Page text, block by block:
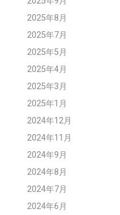
2025年8月
2025年7月
2025年5月
2025年4月
2025年3月
2025年1月
2024年12月
2024年11月
2024年9月
2024年8月
2024年7月
2024年6月